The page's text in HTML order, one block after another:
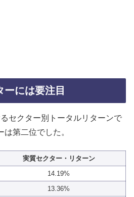
には要注目
セクター別トータルリターンで
第二位でした。
実質セクター・リターン
14.19%
13.36%